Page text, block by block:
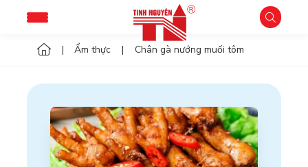
Ẩm thực Chân gà nướng muối tôm